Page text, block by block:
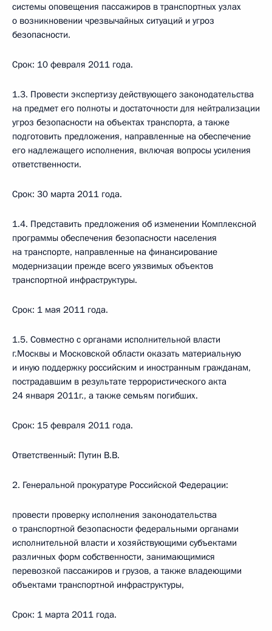
системы оповещения пассажиров в транспортных узлах
о возникновении чрезвычайных ситуаций и угроз
безопасности.
Срок: 10 февраля 2011 года.
1.3. Провести экспертизу действующего законодательства
на предмет его полноты и достаточности для нейтрализации
угроз безопасности на объектах транспорта, а также
подготовить предложения, направленные на обеспечение
его надлежащего исполнения, включая вопросы усиления
ответственности.
Срок: 30 марта 2011 года.
1.4. Представить предложения об изменении Комплексной
программы обеспечения безопасности населения
на транспорте, направленные на финансирование
модернизации прежде всего уязвимых объектов
транспортной инфраструктуры.
Срок: 1 мая 2011 года.
1.5. Совместно с органами исполнительной власти
г.Москвы и Московской области оказать материальную
и иную поддержку российским и иностранным гражданам,
пострадавшим в результате террористического акта
24 января 2011г., а также семьям погибших.
Срок: 15 февраля 2011 года.
Ответственный: Путин В.В.
2. Генеральной прокуратуре Российской Федерации:
провести проверку исполнения законодательства
о транспортной безопасности федеральными органами
исполнительной власти и хозяйствующими субъектами
различных форм собственности, занимающимися
перевозкой пассажиров и грузов, а также владеющими
объектами транспортной инфраструктуры,
Срок: 1 марта 2011 года.